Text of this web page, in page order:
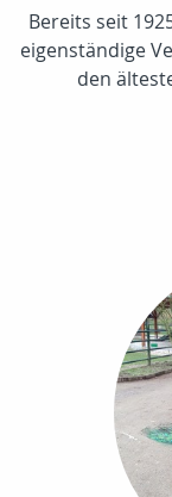
Bereits seit
eigenständige
den